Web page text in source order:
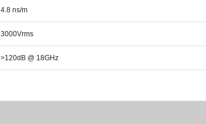
4.8 ns/m
3000Vrms
>120dB @ 18GHz